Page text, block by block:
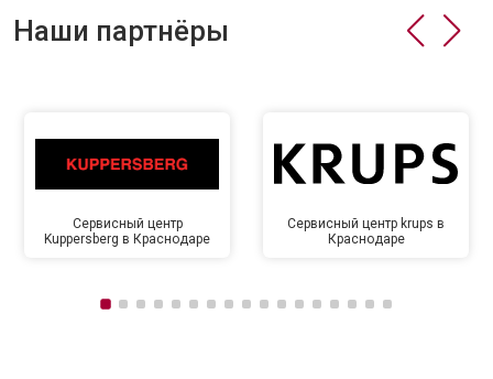
Наши партнёры
Сервисный центр
Kuppersberg в Краснодаре
Сервисный центр krups в
Краснодаре